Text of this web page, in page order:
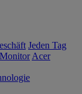
Jeden Tag
Acer